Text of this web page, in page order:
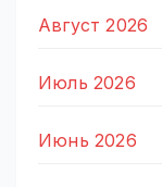
Август 2026
Июль 2026
Июнь 2026